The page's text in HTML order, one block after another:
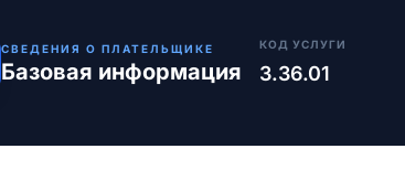
СВЕДЕНИЯ О ПЛАТЕЛЬЩИКЕ
Базовая информация
КОД УСЛУГИ
3.36.01